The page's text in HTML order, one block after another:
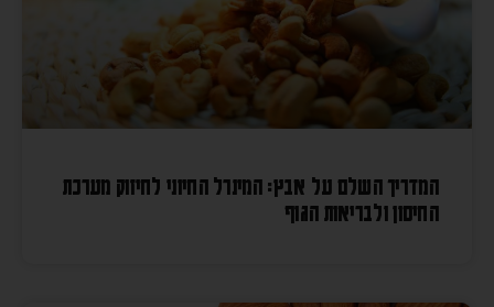
המדריך השלם על אבץ: המינרל החיוני לחיזוק מערכת
החיסון ולבריאות הגוף